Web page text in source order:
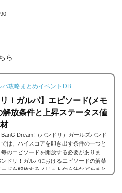
ら
攻略まとめイベントDB
リ！ガルパ】エピソード(メモ
解放条件と上昇ステータス値
Dream!（バンドリ）ガールズバンド
は、ハイスコアを叩き出す条件の一つと
のエピソードを開放する必要がありま
ドリ！ガルパにおけるエピソードの解禁
ドを解放するメリットや方法などをまと